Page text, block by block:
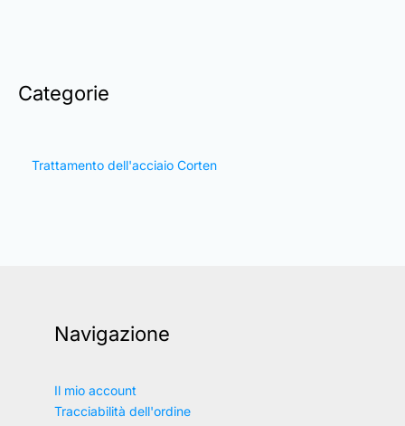
Categorie
Trattamento dell'acciaio Corten
Navigazione
Il mio account
Tracciabilità dell'ordine